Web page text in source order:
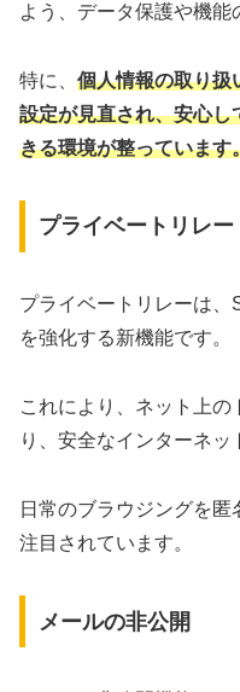
よう、データ保護や機能
特に、 個人情報の取り扱
設定が見直され、安心
きる環境が整っています
プライベートリレー
プライベートリレーは
を強化する新機能です。
これにより、ネット上
り、安全なインターネッ
日常のブラウジングを
注目されています。
メールの非公開